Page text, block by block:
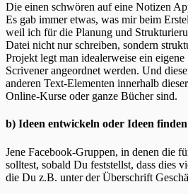
Die einen schwören auf eine Notizen
Es gab immer etwas, was mir beim
weil ich für die Planung und
Datei nicht nur schreiben, sondern
Projekt legt man idealerweise ein
Scrivener angeordnet werden. Und
anderen Text-Elementen innerhalb
Online-Kurse oder ganze Bücher sind.
b) Ideen entwickeln oder Ideen
Jene Facebook-Gruppen, in denen die
solltest, sobald Du feststellst, dass dies
die Du z.B. unter der Überschrift